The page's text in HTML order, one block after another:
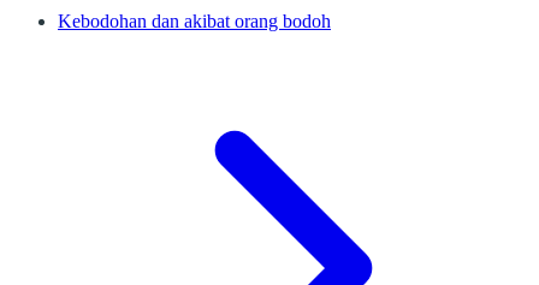
Kebodohan dan akibat orang bodoh